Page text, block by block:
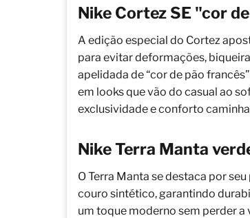
Nike Cortez SE "cor
A edição especial do Cortez
para evitar deformações,
apelidada de “cor de pão
em looks que vão do casual ao
exclusividade e conforto
Nike Terra Manta
O Terra Manta se destaca por
couro sintético, garantindo
um toque moderno sem perder a